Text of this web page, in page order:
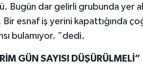
Bugün dar gelirli grubunda yer
esnaf iş yerini kapattığında
bulamıyor. ”dedi.
GÜN SAYISI DÜŞÜRÜLMELİ”